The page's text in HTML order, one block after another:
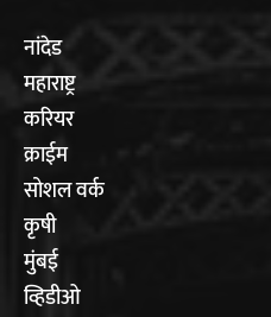
नांदेड
महाराष्ट्र
करियर
क्राईम
सोशल वर्क
कृषी
मुंबई
व्हिडीओ